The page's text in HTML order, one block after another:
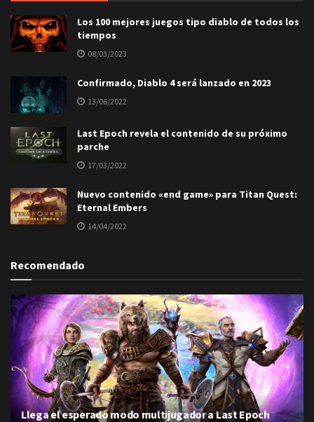
Los 100 mejores juegos tipo diablo de todos los
tiempos
08/03/2023
Confirmado, Diablo 4 será lanzado en 2023
13/06/2022
Last Epoch revela el contenido de su próximo
parche
17/03/2022
Nuevo contenido «end game» para Titan Quest:
Eternal Embers
14/04/2022
Recomendado
Llega el esperado modo multijugador a Last Epoch